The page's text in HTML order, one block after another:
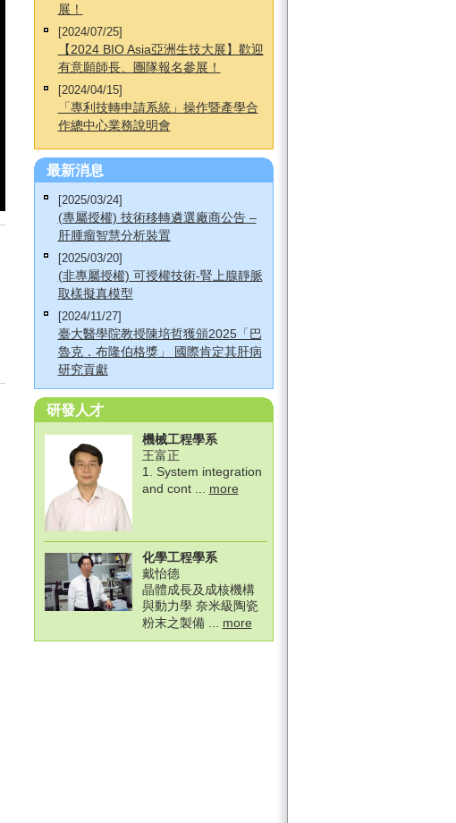
展！
[2024/07/25]
【2024 BIO Asia亞洲生技大展】歡迎
有意願師長、團隊報名參展！
[2024/04/15]
「專利技轉申請系統」操作暨產學合
作總中心業務說明會
最新消息
[2025/03/24]
(專屬授權) 技術移轉遴選廠商公告 –
肝腫瘤智慧分析裝置
[2025/03/20]
(非專屬授權) 可授權技術-腎上腺靜脈
取樣擬真模型
[2024/11/27]
臺大醫學院教授陳培哲獲頒2025「巴
魯克．布隆伯格獎」 國際肯定其肝病
研究貢獻
研發人才
機械工程學系
王富正
1. System integration
and cont ... more
化學工程學系
戴怡德
晶體成長及成核機構
與動力學 奈米級陶瓷
粉末之製備 ... more